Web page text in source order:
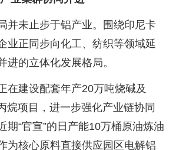
并未止步于铝产业。围绕印尼卡
业正同步向化工、纺织等领域延
进的立体化发展格局。
在建设配套年产20万吨烧碱及
烷项目，进一步强化产业链协同
期“官宣”的日产能10万桶原油炼油
为核心原料直接供应园区电解铝